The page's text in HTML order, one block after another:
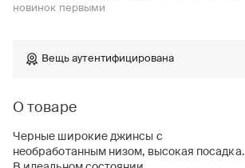
новинок первыми
Вещь аутентифицирована
О товаре
Черные широкие джинсы с
необработанным низом, высокая посадка.